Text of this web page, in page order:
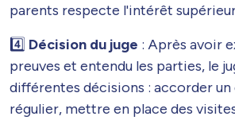
parents respecte l'intérêt
4️⃣​ Décision du juge : Après avoir
preuves et entendu les parties, le
différentes décisions : accorder
régulier, mettre en place des